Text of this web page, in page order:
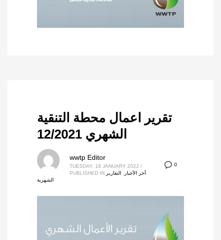
تقرير اعمال محطة التنقية
الشهري 12/2021
0
wwtp Editor
TUESDAY, 18 JANUARY 2022 /
PUBLISHED IN
آخر الأخبار
التقارير
الشهرية